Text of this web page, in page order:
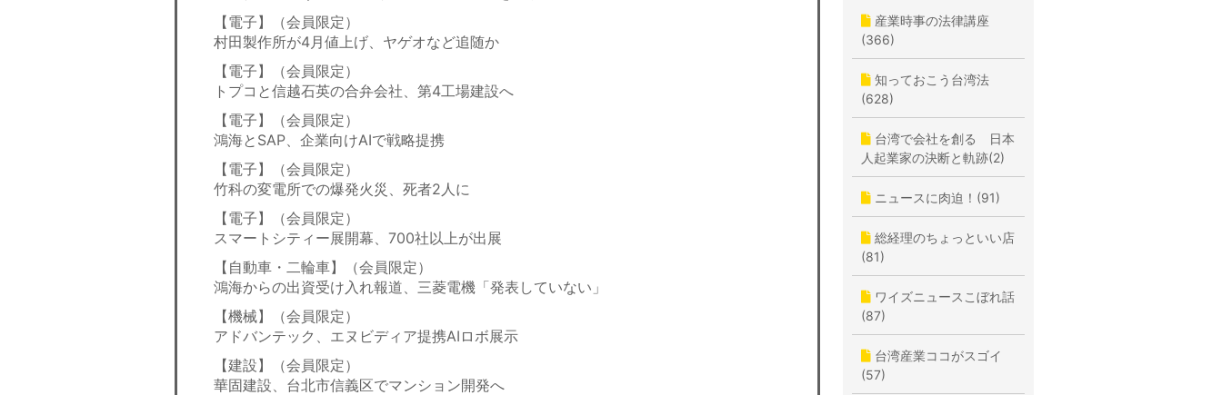
【電子】（会員限定）
村田製作所が4月値上げ、ヤゲオなど追随か
【電子】（会員限定）
トプコと信越石英の合弁会社、第4工場建設へ
【電子】（会員限定）
鴻海とSAP、企業向けAIで戦略提携
【電子】（会員限定）
竹科の変電所での爆発火災、死者2人に
【電子】（会員限定）
スマートシティー展開幕、700社以上が出展
【自動車・二輪車】（会員限定）
鴻海からの出資受け入れ報道、三菱電機「発表していない」
【機械】（会員限定）
アドバンテック、エヌビディア提携AIロボ展示
【建設】（会員限定）
華固建設、台北市信義区でマンション開発へ
産業時事の法律講座
(366)
知っておこう台湾法
(628)
台湾で会社を創る 日本
人起業家の決断と軌跡(2)
ニュースに肉迫！(91)
総経理のちょっといい店
(81)
ワイズニュースこぼれ話
(87)
台湾産業ココがスゴイ
(57)